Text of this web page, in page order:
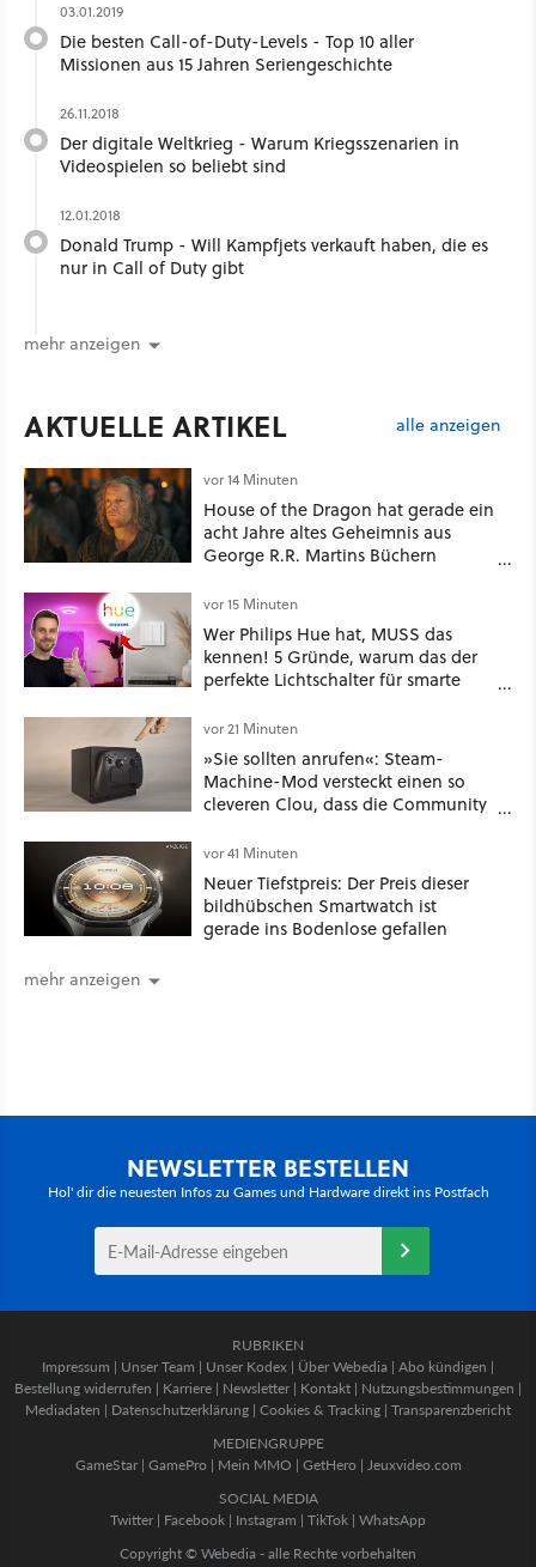
03.01.2019
Die besten Call-of-Duty-Levels - Top 10 aller
Missionen aus 15 Jahren Seriengeschichte
26.11.2018
Der digitale Weltkrieg - Warum Kriegsszenarien in
Videospielen so beliebt sind
12.01.2018
Donald Trump - Will Kampfjets verkauft haben, die es
nur in Call of Duty gibt
mehr anzeigen
AKTUELLE ARTIKEL alle anzeigen
vor 14 Minuten
House of the Dragon hat gerade ein
acht Jahre altes Geheimnis aus
George R.R. Martins Büchern
vor 15 Minuten
Wer Philips Hue hat, MUSS das
kennen! 5 Gründe, warum das der
perfekte Lichtschalter für smarte
vor 21 Minuten
»Sie sollten anrufen«: Steam-
Machine-Mod versteckt einen so
cleveren Clou, dass die Community
gleich so macht
vor 41 Minuten
Neuer Tiefstpreis: Der Preis dieser
bildhübschen Smartwatch ist
gerade ins Bodenlose gefallen
mehr anzeigen
NEWSLETTER BESTELLEN
Hol' dir die neuesten Infos zu Games und Hardware direkt ins Postfach
RUBRIKEN
Impressum | Unser Team | Unser Kodex | Über Webedia | Abo kündigen |
Bestellung widerrufen | Karriere | Newsletter | Kontakt | Nutzungsbestimmungen |
Mediadaten | Datenschutzerklärung | Cookies & Tracking | Transparenzbericht
MEDIENGRUPPE
GameStar| GamePro | Mein MMO | GetHero | Jeuxvideo.com
SOCIAL MEDIA
Twitter | Facebook | Instagram | TikTok | WhatsApp
Copyright © Webedia - alle Rechte vorbehalten